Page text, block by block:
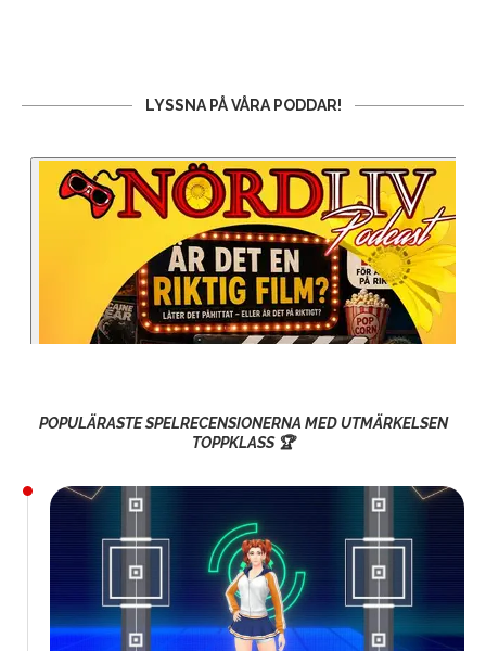
LYSSNA PÅ VÅRA PODDAR!
POPULÄRASTE SPELRECENSIONERNA MED UTMÄRKELSEN
TOPPKLASS 🏆